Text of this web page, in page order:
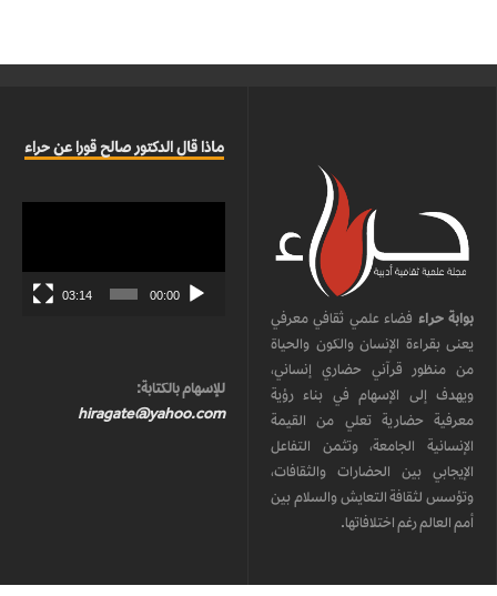
بوابة حراء فضاء علمي ثقافي معرفي
يعنى بقراءة الإنسان والكون والحياة
من منظور قرآني حضاري إنساني،
ويهدف إلى الإسهام في بناء رؤية
معرفية حضارية تعلي من القيمة
الإنسانية الجامعة، وتثمن التفاعل
الإيجابي بين الحضارات والثقافات،
وتؤسس لثقافة التعايش والسلام بين
أمم العالم رغم اختلافاتها.
ماذا قال الدكتور صالح قورا عن حراء
00:00
03:14
للإسهام بالكتابة:
hiragate@yahoo.com